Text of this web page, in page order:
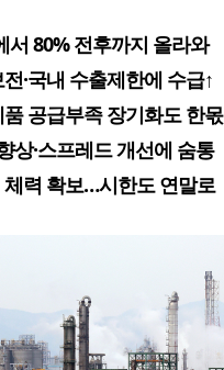
서 80% 전후까지 올라와
·국내 수출제한에 수급↑
공급부족 장기화도 한몫
상·스프레드 개선에 숨통
력 확보…시한도 연말로